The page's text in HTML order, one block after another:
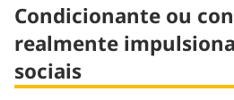
Condicionante ou
realmente
sociais